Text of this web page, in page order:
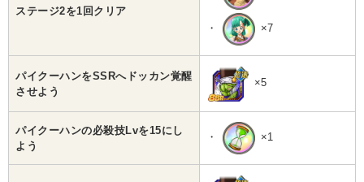
ステージ2を1回クリア
・ ×7
パイクーハンをSSRへドッカン覚醒
させよう
×5
パイクーハンの必殺技Lvを15にし
よう
・ ×1